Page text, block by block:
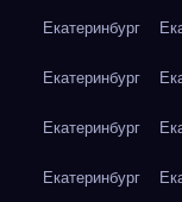
Екатеринбург
Екатеринбург
Екатеринбург
Екатеринбург